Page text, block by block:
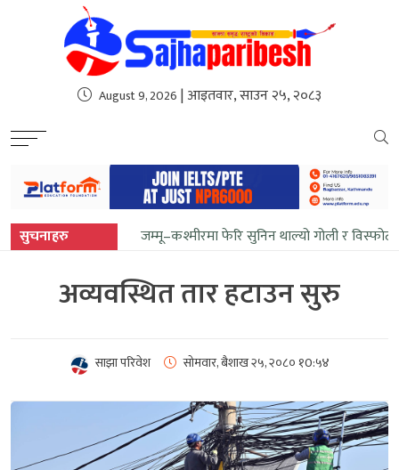
sweet bonanza
August 9, 2026 | आइतवार, साउन २५, २०८३
सुचनाहरु जम्मू–कश्मीरमा फेरि सुनिन थाल्यो गोली र
अव्यवस्थित तार हटाउन सुरु
साझा परिवेश सोमवार, बैशाख २५, २०८० १0:५४